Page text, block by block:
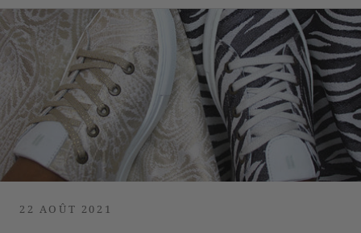
22 AOÛT 2021